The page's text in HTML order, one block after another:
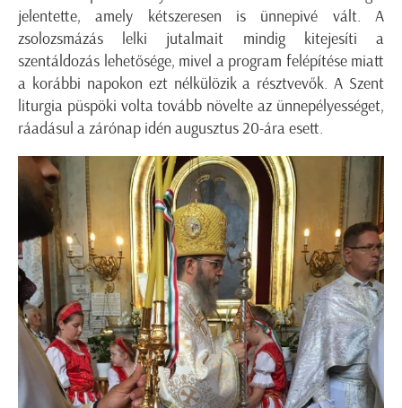
jelentette, amely kétszeresen is ünnepivé vált. A
zsolozsmázás lelki jutalmait mindig kitejesíti a
szentáldozás lehetősége, mivel a program felépítése miatt
a korábbi napokon ezt nélkülözik a résztvevők. A Szent
liturgia püspöki volta tovább növelte az ünnepélyességet,
ráadásul a zárónap idén augusztus 20-ára esett.